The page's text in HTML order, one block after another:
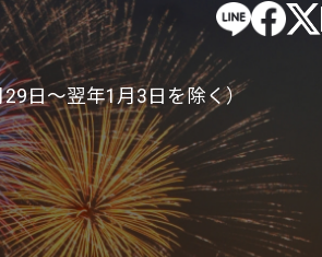
日～翌年1月3日を除く）